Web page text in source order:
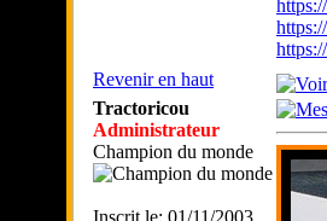
Revenir en haut
Tractoricou
Administrateur
Champion du monde
Inscrit le: 01/11/2003